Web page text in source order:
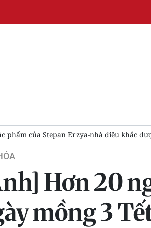
thuật biểu diễn tại Thủ đô Hà Nội
Hơn 20
mồng 3